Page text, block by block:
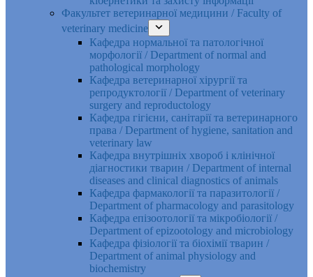
Факультет ветеринарної медицини / Faculty of
veterinary medicine
Кафедра нормальної та патологічної
морфології / Department of normal and
pathological morphology
Кафедра ветеринарної хірургії та
репродуктології / Department of veterinary
surgery and reproductology
Кафедра гігієни, санітарії та ветеринарного
права / Department of hygiene, sanitation and
veterinary law
Кафедра внутрішніх хвороб і клінічної
діагностики тварин / Department of internal
diseases and clinical diagnostics of animals
Кафедра фармакології та паразитології /
Department of pharmacology and parasitology
Кафедра епізоотології та мікробіології /
Department of epizootology and microbiology
Кафедра фізіології та біохімії тварин /
Department of animal physiology and
biochemistry